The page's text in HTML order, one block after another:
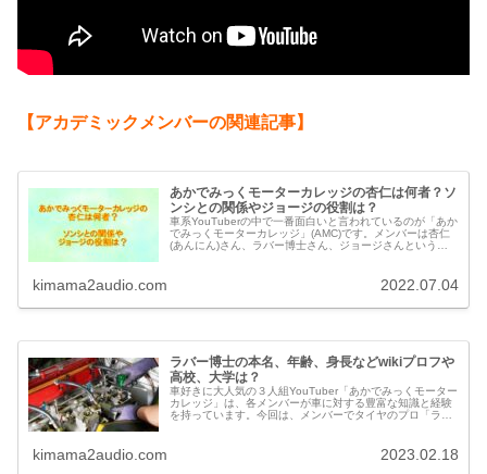
【アカデミックメンバーの関連記事】
あかでみっくモーターカレッジの杏仁は何者？ソ
ンシとの関係やジョージの役割は？
車系YouTuberの中で一番面白いと言われているのが「あか
でみっくモーターカレッジ」(AMC)です。メンバーは杏仁
(あんにん)さん、ラバー博士さん、ジョージさんという車
kimama2audio.com 2022.07.04
ラバー博士の本名、年齢、身長などwikiプロフや
高校、大学は？
車好きに大人気の３人組YouTuber「あかでみっくモーター
カレッジ」は、各メンバーが車に対する豊富な知識と経験
を持っています。今回は、メンバーでタイヤのプロ「ラバ
kimama2audio.com 2023.02.18